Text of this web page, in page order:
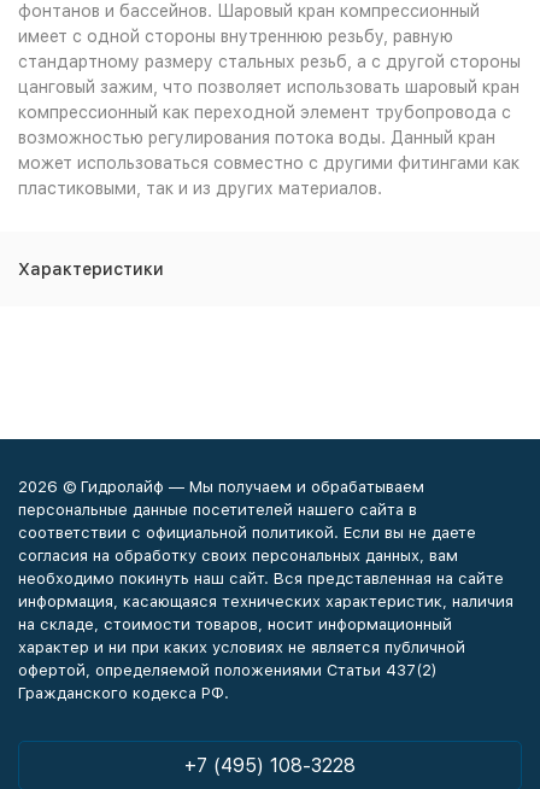
фонтанов и бассейнов. Шаровый кран компрессионный
имеет с одной стороны внутреннюю резьбу, равную
стандартному размеру стальных резьб, а с другой стороны
цанговый зажим, что позволяет использовать шаровый кран
компрессионный как переходной элемент трубопровода с
возможностью регулирования потока воды. Данный кран
может использоваться совместно с другими фитингами как
пластиковыми, так и из других материалов.
Характеристики
2026 © Гидролайф — Мы получаем и обрабатываем
персональные данные посетителей нашего сайта в
соответствии с официальной политикой. Если вы не даете
согласия на обработку своих персональных данных, вам
необходимо покинуть наш сайт. Вся представленная на сайте
информация, касающаяся технических характеристик, наличия
на складе, стоимости товаров, носит информационный
характер и ни при каких условиях не является публичной
офертой, определяемой положениями Статьи 437(2)
Гражданского кодекса РФ.
+7 (495) 108-3228